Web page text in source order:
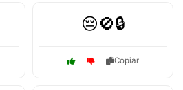
😔🚫🔒
Copiar